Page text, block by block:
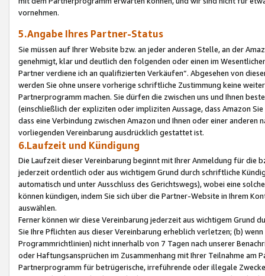
vornehmen.
5.Angabe Ihres Partner-Status
Sie müssen auf Ihrer Website bzw. an jeder anderen Stelle, an der
genehmigt, klar und deutlich den folgenden oder einen im
Partner verdiene ich an qualifizierten Verkäufen“. Abgesehen von
werden Sie ohne unsere vorherige schriftliche Zustimmung keine
Partnerprogramm machen. Sie dürfen die zwischen uns und Ihnen
(einschließlich der expliziten oder impliziten Aussage, dass Amazon
dass eine Verbindung zwischen Amazon und Ihnen oder einer
vorliegenden Vereinbarung ausdrücklich gestattet ist.
6.Laufzeit und Kündigung
Die Laufzeit dieser Vereinbarung beginnt mit Ihrer Anmeldung für die
jederzeit ordentlich oder aus wichtigem Grund durch schriftliche
automatisch und unter Ausschluss des Gerichtswegs), wobei eine
können kündigen, indem Sie sich über die Partner-Website in Ihrem
auswählen.
Ferner können wir diese Vereinbarung jederzeit aus wichtigem Grund
Sie Ihre Pflichten aus dieser Vereinbarung erheblich verletzen; (b)
Programmrichtlinien) nicht innerhalb von 7 Tagen nach unserer
oder Haftungsansprüchen im Zusammenhang mit Ihrer Teilnahme am
Partnerprogramm für betrügerische, irreführende oder illegale